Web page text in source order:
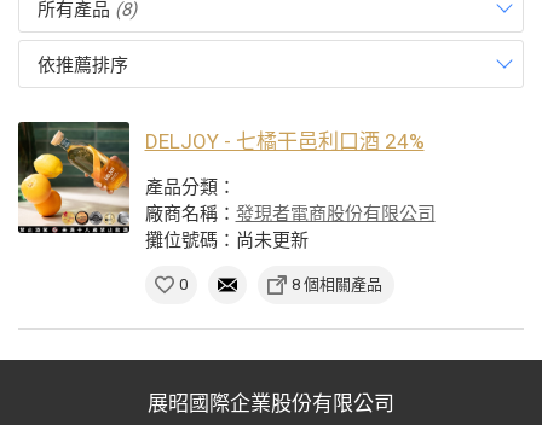
所有產品 (8)
依推薦排序
DELJOY - 七橘干邑利口酒 24%
產品分類：
廠商名稱： 發現者電商股份有限公司
攤位號碼：尚未更新
0 8 個相關產品
展昭國際企業股份有限公司